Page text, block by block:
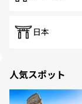
日本
人気スポット